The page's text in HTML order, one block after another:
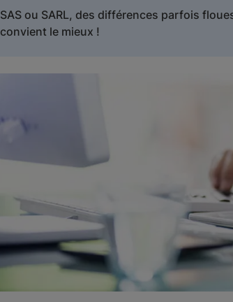
SAS ou SARL, des différences parfois
convient le mieux !